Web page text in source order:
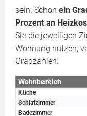
sein. Schon ein
Prozent an
Sie die jeweiligen
Wohnung nutzen,
Gradzahlen:
Wohnbereich
Küche
Schlafzimmer
Badezimmer